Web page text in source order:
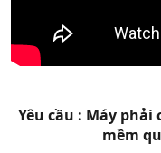
Yêu cầu : Máy phải
mềm